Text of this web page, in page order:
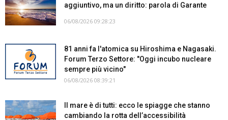
aggiuntivo, ma un diritto: parola di Garante
06/08/2026 09:28:23
81 anni fa l'atomica su Hiroshima e Nagasaki.
Forum Terzo Settore: "Oggi incubo nucleare
sempre più vicino"
06/08/2026 08:39:21
Il mare è di tutti: ecco le spiagge che stanno
cambiando la rotta dell’accessibilità